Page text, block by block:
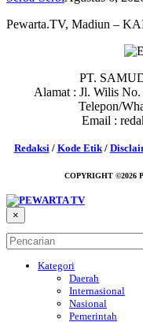
Pewarta.TV, Madiun –
PT.
Alamat : Jl. Wilis No.
Telepon/
Email :
Redaksi / Kode Etik/
COPYRIGHT ©2026
×
Kategori
Daerah
Internasional
Nasional
Pemerintah